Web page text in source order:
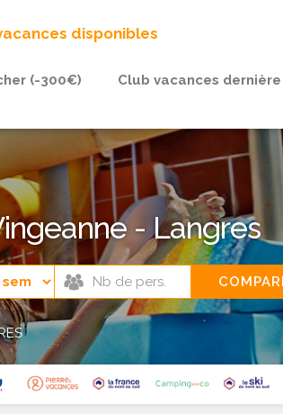
disponibles
(-300€)
Club vacances
- Langres